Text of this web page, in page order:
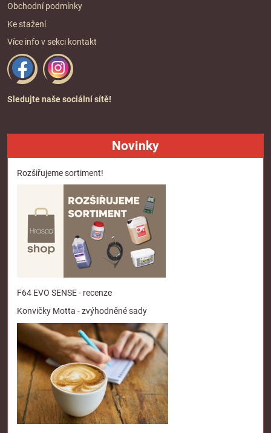
Obchodní podmínky
Ke stažení
Více info v sekci kontakt
Sledujte naše sociální sítě!
Novinky
Rozšiřujeme sortiment!
F64 EVO SENSE - recenze
Konvičky Motta - zvýhodněné sady